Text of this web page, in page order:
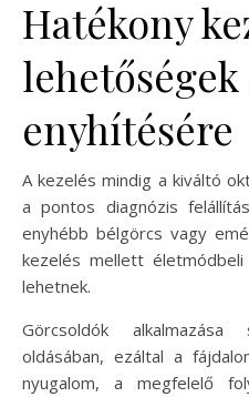
Hatékony
enyhítésére
A kezelés mindig a kiváltó
a pontos diagnózis
enyhébb bélgörcs vagy
kezelés mellett
lehetnek.
Görcsoldók
oldásában, ezáltal a
nyugalom, a megfelelő